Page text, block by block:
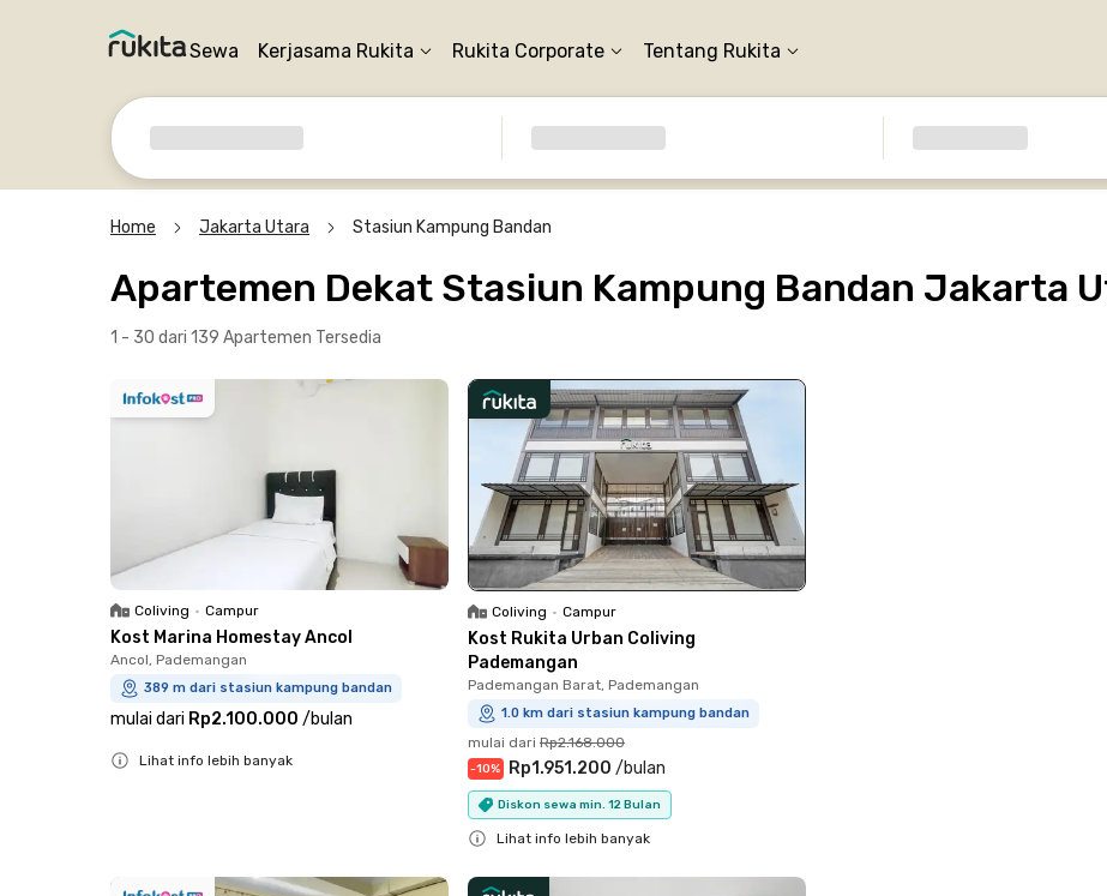
Sewa Kerjasama Rukita Rukita Corporate Tentang Rukita
Home Jakarta Utara Stasiun Kampung Bandan
Apartemen Dekat Stasiun Kampung Bandan Jakarta
1 - 30 dari 139 Apartemen Tersedia
Coliving • Campur
Kost Marina Homestay Ancol
Ancol, Pademangan
389 m dari stasiun kampung bandan
mulai dari Rp2.100.000 /bulan
Lihat info lebih banyak
Coliving • Campur
Kost Rukita Urban Coliving
Pademangan
Pademangan Barat, Pademangan
1.0 km dari stasiun kampung bandan
mulai dari Rp2.168.000
-10% Rp1.951.200 /bulan
Diskon sewa min. 12 Bulan
Lihat info lebih banyak